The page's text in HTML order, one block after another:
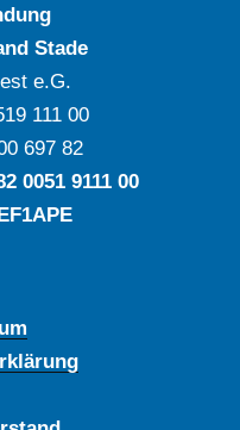
Stade
e.G.
111 00
697 82
‍0051 ‍9111 ‍00